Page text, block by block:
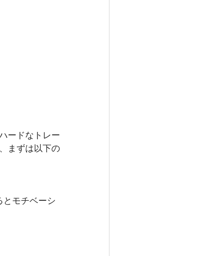
ードなトレー
まずは以下の
とモチベーシ